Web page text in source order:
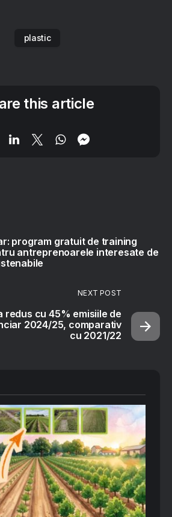
plastic
this article
program gratuit de training
antreprenoarele interesate de
NEXT POST
redus cu 45% emisiile de
2024/25, comparativ
cu 2021/22